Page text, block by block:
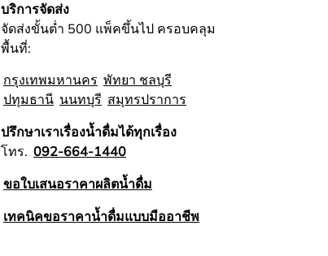
บริการจัดส่ง
จัดส่งขั้นต่ำ 500 แพ็คขึ้นไป ครอบคลุม
พื้นที่:
กรุงเทพมหานคร พัทยา ชลบุรี
ปทุมธานี นนทบุรี สมุทรปราการ
ปรึกษาเราเรื่องน้ำดื่มได้ทุกเรื่อง
โทร. 092-664-1440
ขอใบเสนอราคาผลิตน้ำดื่ม
เทคนิคขอราคาน้ำดื่มแบบมืออาชีพ